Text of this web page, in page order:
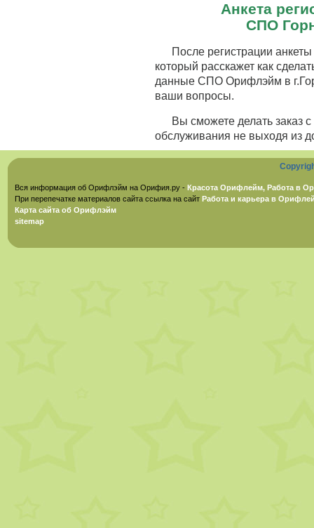
Анкета
СПО
После регистрации
который расскажет как
данные СПО Орифлэйм в
ваши вопросы.
Вы сможете делать заказ
обслуживания не выходя из
Вся информация об Орифлэйм на Орифия.ру - Красота Орифлейм, Работа в
При перепечатке материалов сайта ссылка на сайт Работа и карьера в
Карта сайта об Орифлэйм
sitemap